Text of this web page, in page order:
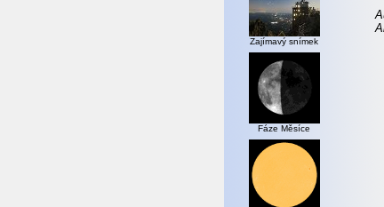
Zajímavý snímek
Fáze Měsíce